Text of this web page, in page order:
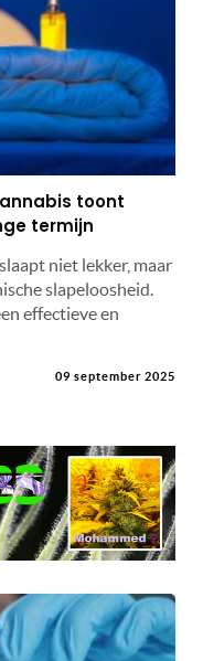
toont
termijn
niet lekker, maar
slapeloosheid.
effectieve en
09 september 2025